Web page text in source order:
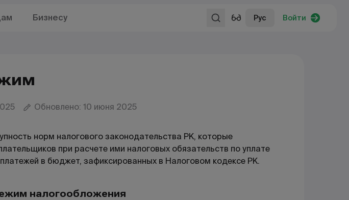
Бизнесу Рус Войти
Обновлено: 10 июня 2025
норм налогового законодательства РК, которые
при расчете ими налоговых обязательств по уплате
в бюджет, зафиксированных в Налоговом кодексе РК.
налогообложения